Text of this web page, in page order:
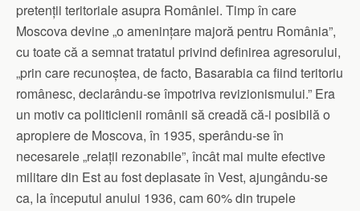
pretenții teritoriale asupra României. Timp în care
Moscova devine „o amenințare majoră pentru România”,
cu toate că a semnat tratatul privind definirea agresorului,
„prin care recunoștea, de facto, Basarabia ca fiind teritoriu
românesc, declarându-se împotriva revizionismului.” Era
un motiv ca politicienii românii să creadă că-i posibilă o
apropiere de Moscova, în 1935, sperându-se în
necesarele „relații rezonabile”, încât mai multe efective
militare din Est au fost deplasate în Vest, ajungându-se
ca, la începutul anului 1936, cam 60% din trupele